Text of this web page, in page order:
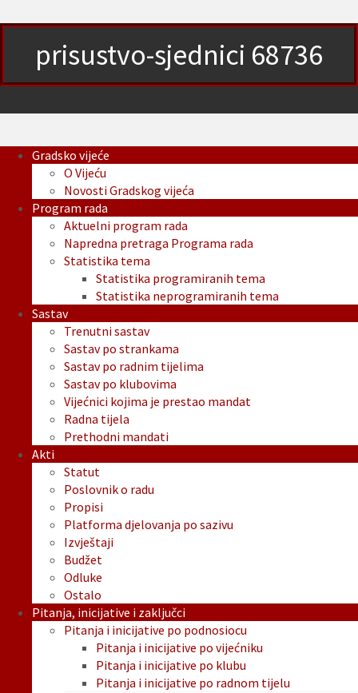
prisustvo-sjednici 68736
Gradsko vijeće
O Vijeću
Novosti Gradskog vijeća
Program rada
Aktuelni program rada
Napredna pretraga Programa rada
Statistika tema
Statistika programiranih tema
Statistika neprogramiranih tema
Sastav
Trenutni sastav
Sastav po strankama
Sastav po radnim tijelima
Sastav po klubovima
Vijećnici kojima je prestao mandat
Radna tijela
Prethodni mandati
Akti
Statut
Poslovnik o radu
Propisi
Platforma djelovanja po sazivu
Izvještaji
Budžet
Odluke
Ostalo
Pitanja, inicijative i zaključci
Pitanja i inicijative po podnosiocu
Pitanja i inicijative po vijećniku
Pitanja i inicijative po klubu
Pitanja i inicijative po radnom tijelu